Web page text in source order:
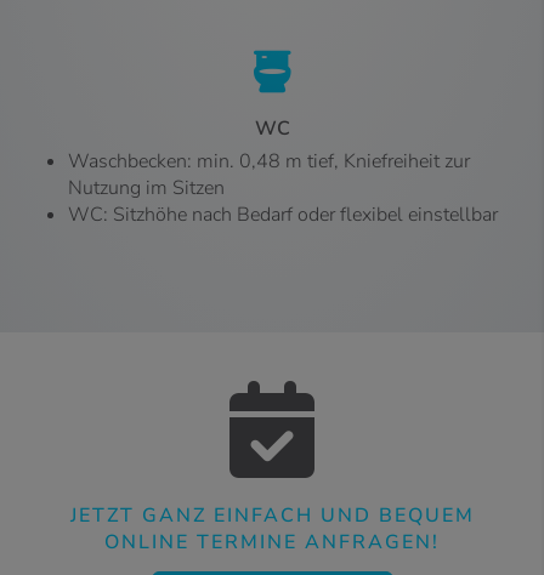
WC
Waschbecken: min. 0,48 m tief, Kniefreiheit zur
Nutzung im Sitzen
WC: Sitzhöhe nach Bedarf oder flexibel einstellbar
JETZT GANZ EINFACH UND BEQUEM
ONLINE TERMINE ANFRAGEN!